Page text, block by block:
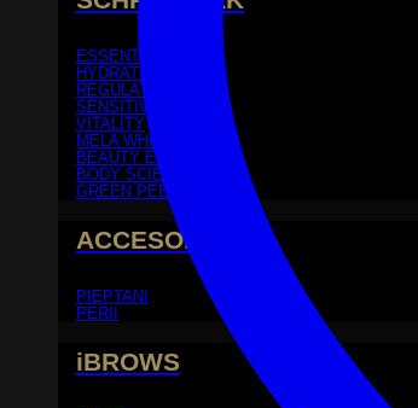
ESSENTIAL
HYDRATING
REGULATING
SENSITIVE
VITALITY
MELA WHITE
BEAUTY ELEMENTS
BODY SCIENCE
GREEN PEEL®
ACCESORII
PIEPTANI
PERII
iBROWS